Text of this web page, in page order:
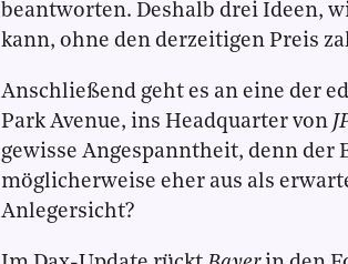
beantworten. Deshalb drei Ideen,
kann, ohne den derzeitigen Preis
Anschließend geht es an eine der
Park Avenue, ins Headquarter von
gewisse Angespanntheit, denn der
möglicherweise eher aus als
Anlegersicht?